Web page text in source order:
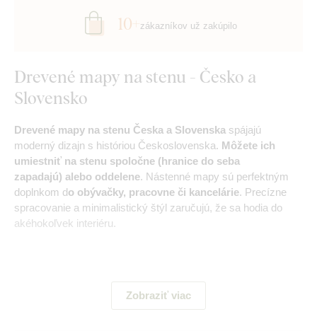
Drevené mapy na stenu - Česko a
Slovensko
Drevené mapy na stenu Česka a Slovenska spájajú
moderný dizajn s históriou Československa. Môžete ich
umiestniť na stenu spoločne (hranice do seba
zapadajú) alebo oddelene. Nástenné mapy sú perfektným
doplnkom do obývačky, pracovne či kancelárie. Precízne
spracovanie a minimalistický štýl zaručujú, že sa hodia do
akéhokoľvek interiéru.
Zobraziť viac
10+ zákazníkov už zakúpilo